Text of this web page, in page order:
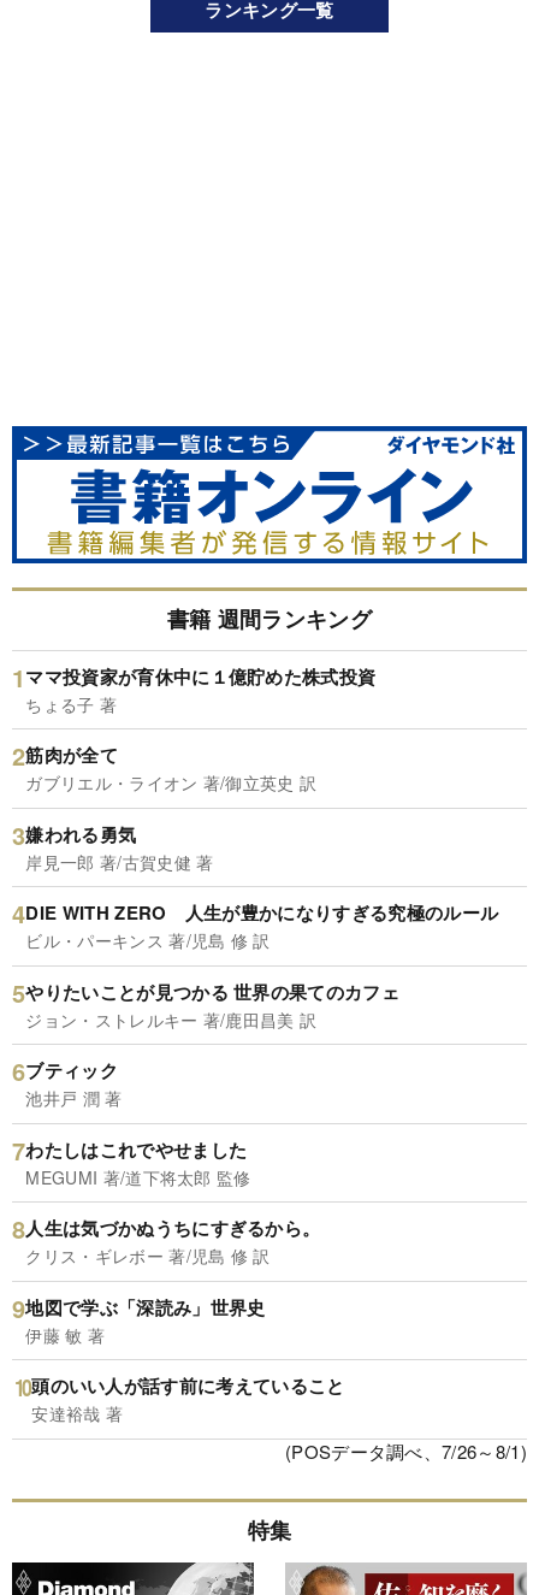
ランキング一覧
書籍 週間ランキング
ママ投資家が育休中に１億貯めた株式投資
ちょる子 著
筋肉が全て
ガブリエル・ライオン 著/御立英史 訳
嫌われる勇気
岸見一郎 著/古賀史健 著
DIE WITH ZERO 人生が豊かになりすぎる究極のルール
ビル・パーキンス 著/児島 修 訳
やりたいことが見つかる 世界の果てのカフェ
ジョン・ストレルキー 著/鹿田昌美 訳
ブティック
池井戸 潤 著
わたしはこれでやせました
MEGUMI 著/道下将太郎 監修
人生は気づかぬうちにすぎるから。
クリス・ギレボー 著/児島 修 訳
地図で学ぶ「深読み」世界史
伊藤 敏 著
頭のいい人が話す前に考えていること
安達裕哉 著
(POSデータ調べ、7/26～8/1)
特集